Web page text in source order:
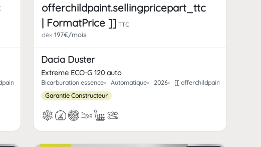
| FormatNumber ]] kms
offerchildpaint.sellingpricepart_ttc
| FormatPrice ]] TTC
dès197€/mois
Dacia Duster
Extreme ECO-G 120 auto
Bicarburation essence Automatique 2026
[[
Garantie Constructeur